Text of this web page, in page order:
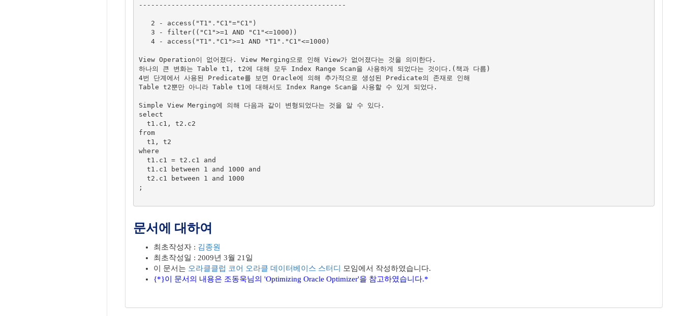
---------------------------------------------------
View Operation이 없어졌다. View Merging으로 인해 View가 없어졌다는 것을 의미한다.
하나의 큰 변화는 Table t1, t2에 대해 모두 Index Range Scan을 사용하게 되었다는 것이다.(책과 다름)
4번 단계에서 사용된 Predicate를 보면 Oracle에 의해 추가적으로 생성된 Predicate의 존재로 인해
Table t2뿐만 아니라 Table t1에 대해서도 Index Range Scan을 사용할 수 있게 되었다.
Simple View Merging에 의해 다음과 같이 변형되었다는 것을 알 수 있다.
select
from
where
;
문서에 대하여
최초작성자 : 김종원
최초작성일 : 2009년 3월 21일
이 문서는 오라클클럽 코어 오라클 데이터베이스 스터디
모임에서 작성하였습니다.
{*}이 문서의 내용은 조동욱님의 'Optimizing Oracle Optimizer'을 참고하였습니다.*